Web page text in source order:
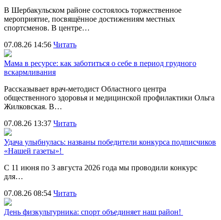
В Шербакульском районе состоялось торжественное
мероприятие, посвящённое достижениям местных
спортсменов. В центре…
07.08.26 14:56 Читать
Мама в ресурсе: как заботиться о себе в период грудного
вскармливания
Рассказывает врач-методист Областного центра
общественного здоровья и медицинской профилактики Ольга
Жилковская. В…
07.08.26 13:37 Читать
Удача улыбнулась: названы победители конкурса подписчиков
«Нашей газеты»!
С 11 июня по 3 августа 2026 года мы проводили конкурс
для…
07.08.26 08:54 Читать
День физкультурника: спорт объединяет наш район!